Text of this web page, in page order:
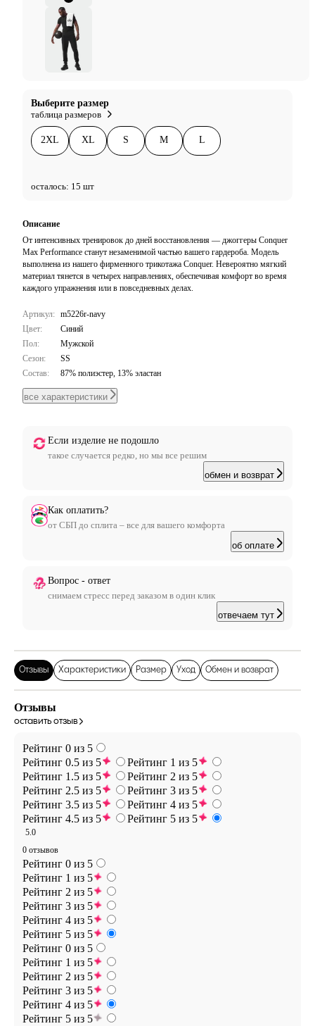
Выберите размер
таблица размеров
2XL XL S M L
осталось: 15 шт
Описание
От интенсивных тренировок до дней восстановления — джоггеры Conquer
Max Performance станут незаменимой частью вашего гардероба. Модель
выполнена из нашего фирменного трикотажа Conquer. Невероятно мягкий
материал тянется в четырех направлениях, обеспечивая комфорт во время
каждого упражнения или в повседневных делах.
Артикул: m5226r-navy
Цвет:
Синий
Пол:
Мужской
Сезон:
SS
Состав:
87% полиэстер, 13% эластан
все характеристики
Если изделие не подошло
такое случается редко, но мы все решим
обмен и возврат
Как оплатить?
от СБП до сплита – все для вашего комфорта
об оплате
Вопрос - ответ
снимаем стресс перед заказом в один клик
отвечаем тут
Отзывы Характеристики Размер Уход Обмен и возврат
Отзывы
оставить отзыв
Рейтинг 0 из 5
Рейтинг 0.5 из 5
Рейтинг 1 из 5
Рейтинг 1.5 из 5
Рейтинг 2 из 5
Рейтинг 2.5 из 5
Рейтинг 3 из 5
Рейтинг 3.5 из 5
Рейтинг 4 из 5
Рейтинг 4.5 из 5
Рейтинг 5 из 5
5.0
0 отзывов
Рейтинг 0 из 5
Рейтинг 1 из 5
Рейтинг 2 из 5
Рейтинг 3 из 5
Рейтинг 4 из 5
Рейтинг 5 из 5
Рейтинг 0 из 5
Рейтинг 1 из 5
Рейтинг 2 из 5
Рейтинг 3 из 5
Рейтинг 4 из 5
Рейтинг 5 из 5